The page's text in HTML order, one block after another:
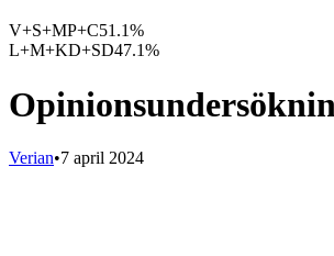
V+S+MP+C51.1%
L+M+KD+SD47.1%
Verian•7 april 2024